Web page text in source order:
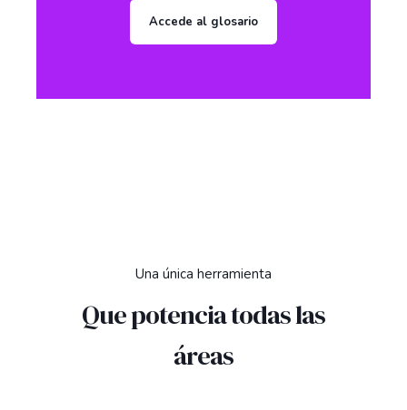
Accede al glosario
Una única herramienta
Que potencia todas las
áreas